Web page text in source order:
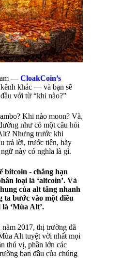
— CloakCoin’s
kênh khác — và bạn sẽ
với từ “khi nào?”
Khi nào moon? Và,
như có một câu hỏi
Nhưng trước khi
trả lời, trước tiên, hãy
này có nghĩa là gì.
bitcoin - chẳng hạn
loại là ‘altcoin’. Và
của alt tăng nhanh
ta bước vào một điều
‘Mùa Alt’.
2017, thị trường đã
Alt tuyệt vời nhất mọi
thú vị, phần lớn các
ban đầu của chúng